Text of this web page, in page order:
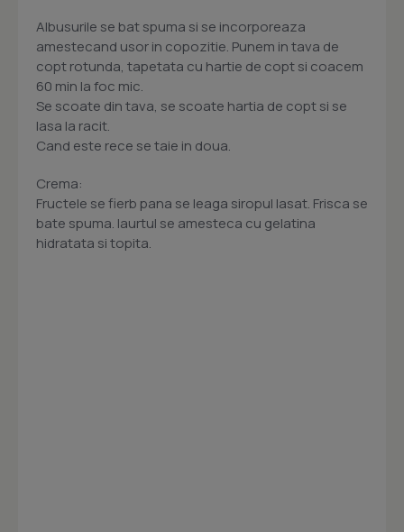
Albusurile se bat spuma si se incorporeaza
amestecand usor in copozitie. Punem in tava de
copt rotunda, tapetata cu hartie de copt si coacem
60 min la foc mic.
Se scoate din tava, se scoate hartia de copt si se
lasa la racit.
Cand este rece se taie in doua.
Crema:
Fructele se fierb pana se leaga siropul lasat. Frisca se
bate spuma. Iaurtul se amesteca cu gelatina
hidratata si topita.